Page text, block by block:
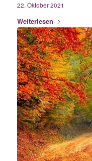
22. Oktober 2021
Weiterlesen